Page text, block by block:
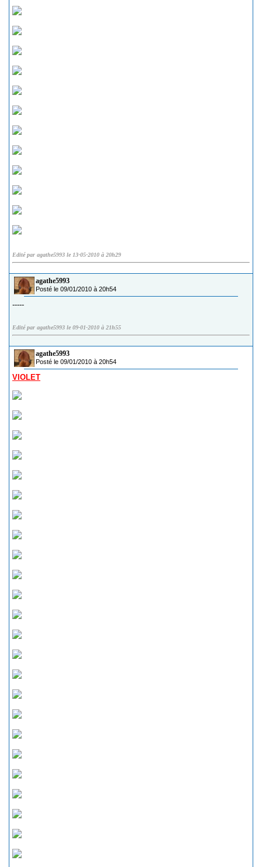
Edité par agathe5993 le 13-05-2010 à 20h29
agathe5993
Posté le 09/01/2010 à 20h54
-----
Edité par agathe5993 le 09-01-2010 à 21h55
agathe5993
Posté le 09/01/2010 à 20h54
VIOLET